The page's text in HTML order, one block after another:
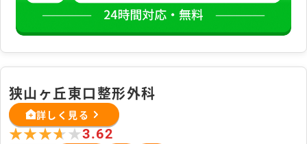
狭山ヶ丘東口整形外科
詳しく見る
★★★★★
★★★★★3.62